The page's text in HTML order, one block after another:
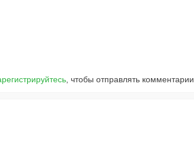
, чтобы отправлять комментарии